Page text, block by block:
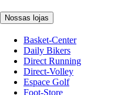
Nossas lojas
Basket-Center
Daily Bikers
Direct Running
Direct-Volley
Espace Golf
Foot-Store